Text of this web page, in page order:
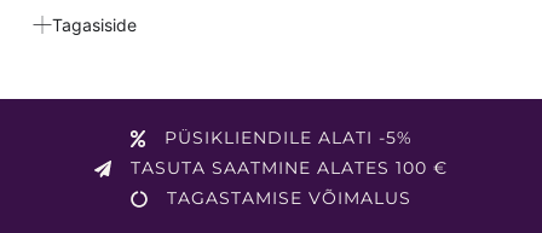
Tagasiside
PÜSIKLIENDILE ALATI -5%
TASUTA SAATMINE ALATES 100 €
TAGASTAMISE VÕIMALUS